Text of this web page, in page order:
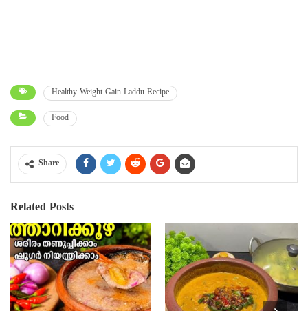
Healthy Weight Gain Laddu Recipe
Food
Share
Related Posts